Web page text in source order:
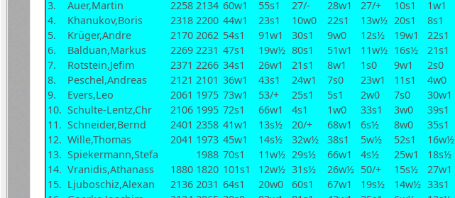
3.
Auer,Martin 2258 2134 60w1 55s1 27/- 28w1 27/+ 10s1 1w1
4.
Khanukov,Boris 2318 2200 44w1 23s1 10w0 22s1 13w½ 20s1 8s1
5.
Krüger,Andre 2170 2062 54s1 91w1 30s1 9w0 12s½ 19w1 22s1
6.
Balduan,Markus 2269 2231 47s1 19w½ 80s1 51w1 11w½ 16s½ 21s1
7.
Rotstein,Jefim 2371 2266 34s1 26w1 21s1 8w1 1s0 9w1 2s0
8.
Peschel,Andreas 2121 2101 36w1 43s1 24w1 7s0 23w1 11s1 4w0
9.
Evers,Leo 2061 1975 73w1 53/+ 25s1 5s1 2w0 7s0 30w1
10. Schulte-Lentz,Chr 2106 1995 72s1 66w1 4s1 1w0 33s1 3w0 39s1
11. Schneider,Bernd 2401 2358 41w1 13s½ 20/+ 68w1 6s½ 8w0 35s1
12. Wille,Thomas 2041 1973 45w1 14s½ 32w½ 38s1 5w½ 52s1 16w½
13. Spiekermann,Stefa 1988 70s1 11w½ 29s½ 66w1 4s½ 25w1 18s½
14. Vranidis,Athanass 1880 1820 101s1 12w½ 31s½ 26w½ 50/+ 15s½ 27w1
15. Ljuboschiz,Alexan 2136 2031 64s1 20w0 60s1 67w1 19s½ 14w½ 33s1